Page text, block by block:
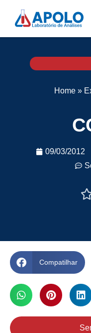
Home»
09/03/2012
Compatilhar